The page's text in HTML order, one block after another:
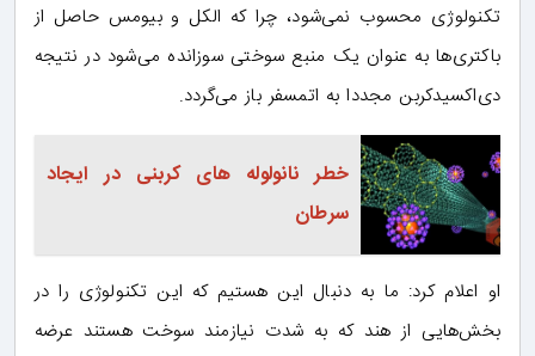
تکنولوژی محسوب نمی‌شود، چرا که الکل و بیومس حاصل از
باکتری‌ها به عنوان یک منبع سوختی سوزانده می‌شود در نتیجه
دی‌اکسیدکربن مجددا به اتمسفر باز می‌گردد.
خطر نانولوله های کربنی در ایجاد
سرطان
او اعلام کرد: ما به دنبال این هستیم که این تکنولوژی را در
بخش‌هایی از هند که به شدت نیازمند سوخت هستند عرضه